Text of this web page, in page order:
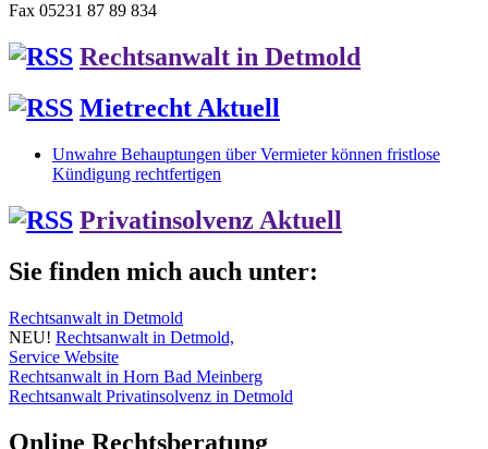
Fax 05231 87 89 834
Rechtsanwalt in Detmold
Mietrecht Aktuell
Unwahre Behauptungen über Vermieter können fristlose
Kündigung rechtfertigen
Privatinsolvenz Aktuell
Sie finden mich auch unter:
Rechtsanwalt in Detmold
NEU! Rechtsanwalt in Detmold,
Service Website
Rechtsanwalt in Horn Bad Meinberg
Rechtsanwalt Privatinsolvenz in Detmold
Online Rechtsberatung